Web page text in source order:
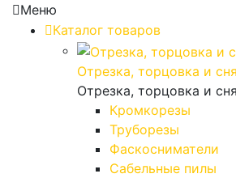
Меню
Каталог товаров
Отрезка, торцовка и
Отрезка, торцовка и
Кромкорезы
Труборезы
Фаскосниматели
Сабельные пилы